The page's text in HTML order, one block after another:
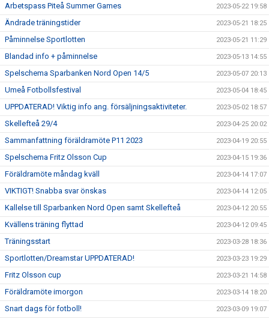
Arbetspass Piteå Summer Games 2023-05-22 19:58
Ändrade träningstider 2023-05-21 18:25
Påminnelse Sportlotten 2023-05-21 11:29
Blandad info + påminnelse 2023-05-13 14:55
Spelschema Sparbanken Nord Open 14/5 2023-05-07 20:13
Umeå Fotbollsfestival 2023-05-04 18:45
UPPDATERAD! Viktig info ang. försäljningsaktiviteter. 2023-05-02 18:57
Skellefteå 29/4 2023-04-25 20:02
Sammanfattning föräldramöte P11 2023 2023-04-19 20:55
Spelschema Fritz Olsson Cup 2023-04-15 19:36
Föräldramöte måndag kväll 2023-04-14 17:07
VIKTIGT! Snabba svar önskas 2023-04-14 12:05
Kallelse till Sparbanken Nord Open samt Skellefteå 2023-04-12 20:55
Kvällens träning flyttad 2023-04-12 09:45
Träningsstart 2023-03-28 18:36
Sportlotten/Dreamstar UPPDATERAD! 2023-03-23 19:29
Fritz Olsson cup 2023-03-21 14:58
Föräldramöte imorgon 2023-03-14 18:20
Snart dags för fotboll! 2023-03-09 19:07